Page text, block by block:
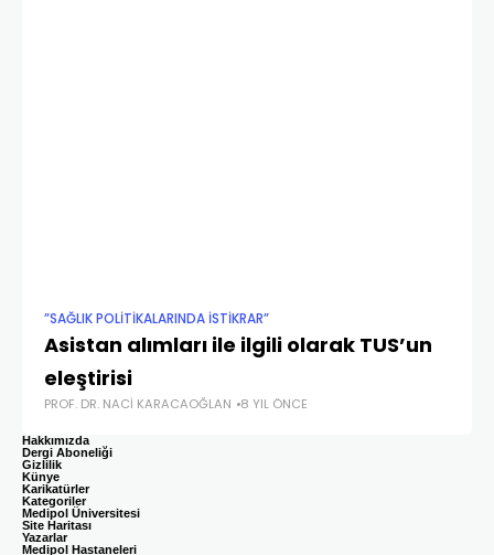
”SAĞLIK POLITIKALARINDA İSTIKRAR”
Asistan alımları ile ilgili olarak TUS’un
eleştirisi
PROF. DR. NACI KARACAOĞLAN 8 YIL ÖNCE
Hakkımızda
Dergi Aboneliği
Gizlilik
Künye
Karikatürler
Kategoriler
Medipol Üniversitesi
Site Haritası
Yazarlar
Medipol Hastaneleri